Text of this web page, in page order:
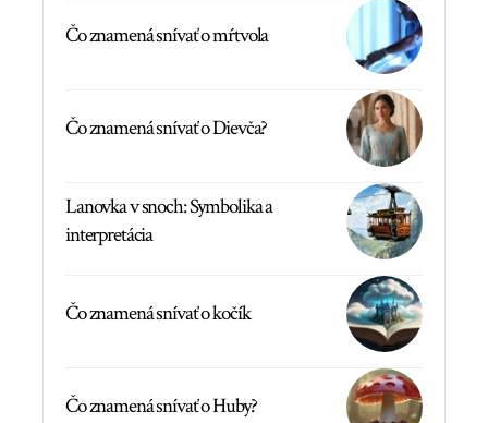
Čo znamená snívať o mŕtvola
Čo znamená snívať o Dievča?
Lanovka v snoch: Symbolika a
interpretácia
Čo znamená snívať o kočík
Čo znamená snívať o Huby?